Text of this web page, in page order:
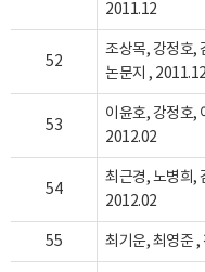
2011.12
52
조상목, 강정호,
논문지 , 2011.12
53
이윤호, 강정호,
2012.02
54
최근경, 노병희,
2012.02
55 최기운, 최영준